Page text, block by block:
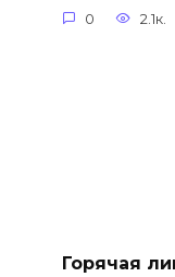
0 2.1к.
Горячая